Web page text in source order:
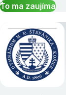
To ma zaujíma